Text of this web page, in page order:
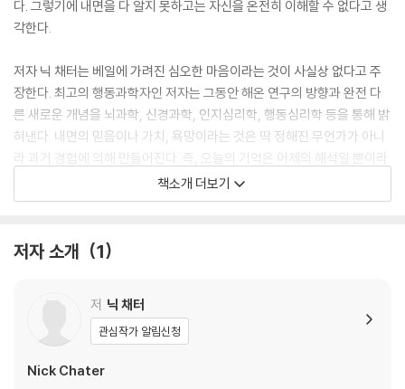
다. 그렇기에 내면을 다 알지 못하고는 자신을 온전히 이해할 수 없다고 생
각한다.
저자 닉 채터는 베일에 가려진 심오한 마음이라는 것이 사실상 없다고 주
장한다. 최고의 행동과학자인 저자는 그동안 해온 연구의 방향과 완전 다
른 새로운 개념을 뇌과학, 신경과학, 인지심리학, 행동심리학 등을 통해 밝
혀낸다. 내면의 믿음이나 가치, 욕망이라는 것은 딱 정해진 무언가가 아니
라 과거 경험에 의해 만들어진다. 즉, 오늘의 기억은 어제의 해석일 뿐이라
는 것이다. 그래서 인간은 내면 기저에 있는 어떤 것에 영향을 받아서 행동
한다기보다 스스로 계속해서 정체성을 만들고 끊임없이 즉흥적으로 행동
리까지도 영향을 끼친다.
을 이해하는 완전히 새로운 지평을 제시한다. 자신의 꼬인 마음을 해결하
려 애쓰는 대신 삶을 알아가는 창조적인 프로젝트에 더 집중해야 한다. 우
할 수 있을까? 어떻게 해야 문제를 해결할 수 있을까? 내면에서 정답을 찾
책소개 더보기
저자 소개 1
저 닉 채터
관심작가 알림신청
Nick Chater